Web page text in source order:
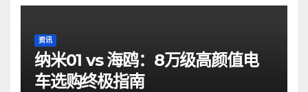
资讯
纳米01 vs 海鸥：8万级高颜值电
车选购终极指南